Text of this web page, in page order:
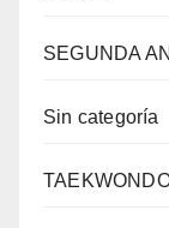
SEGUNDA
Sin categoría